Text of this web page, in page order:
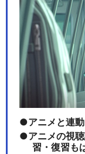
アニメと連
アニメの視
習・復習も